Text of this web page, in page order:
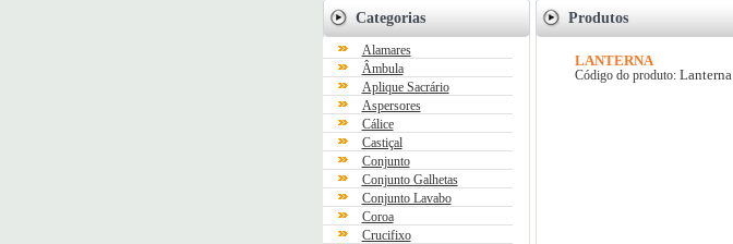
Categorias
Alamares
Âmbula
Aplique Sacrário
Aspersores
Cálice
Castiçal
Conjunto
Conjunto Galhetas
Conjunto Lavabo
Coroa
Crucifixo
Produtos
LANTERNA
Código do produto: Lanterna